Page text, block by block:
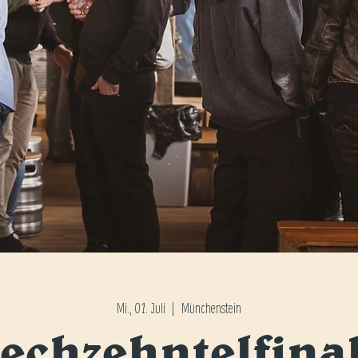
Mi., 01. Juli Münchenstein